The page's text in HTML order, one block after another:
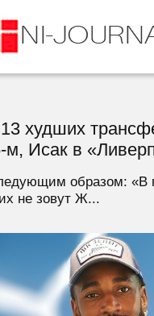
худших
Исак в
образом:
не зовут Ж...